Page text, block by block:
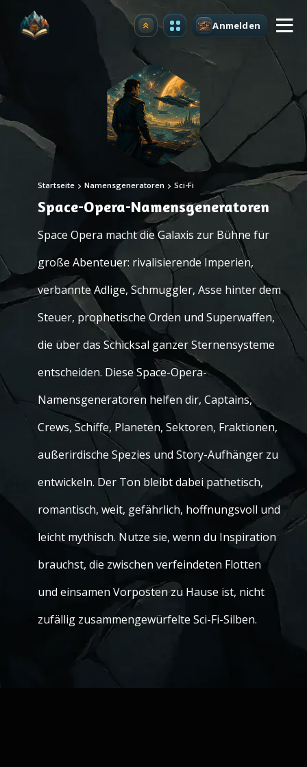
Upgrade Anmelden
Startseite Namensgeneratoren Sci-Fi
Space-Opera-Namensgeneratoren
Space Opera macht die Galaxis zur Bühne für
große Abenteuer: rivalisierende Imperien,
verbannte Adlige, Schmuggler, Asse hinter dem
Steuer, prophetische Orden und Superwaffen,
die über das Schicksal ganzer Sternensysteme
entscheiden. Diese Space-Opera-
Namensgeneratoren helfen dir, Captains,
Crews, Schiffe, Planeten, Sektoren, Fraktionen,
außerirdische Spezies und Story-Aufhänger zu
entwickeln. Der Ton bleibt dabei pathetisch,
romantisch, weit, gefährlich, hoffnungsvoll und
leicht mythisch. Nutze sie, wenn du Inspiration
brauchst, die zwischen verfeindeten Flotten
und einsamen Vorposten zu Hause ist, nicht
zufällig zusammengewürfelte Sci-Fi-Silben.